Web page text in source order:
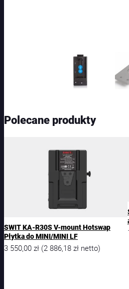
Polecane produkty
SWIT KA-R30S V-mount Hotswap
Płytka do MINI/MINI LF
3 550,00 zł (2 886,18 zł netto)